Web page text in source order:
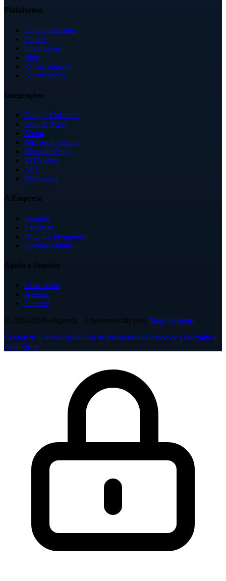
Plataforma
Funcionalidades
Planos
Integrações
Blog
Documentação
Atualizações
Integrações
Google Calendar
Google Meet
Zoom
Microsoft Teams
Mercado Pago
RD Station
API
Webhooks
A Empresa
Contato
Parcerias
Dúvidas Frequentes
Agende Online
Ajuda e Suporte
Criar conta
Acessar
Suporte
© 2020-2026 eAgenda · é desenvolvida pela Mupi Systems
Central de ConfiançaPolítica de PrivacidadeTermos de UsoPolítica
Anti-Spam